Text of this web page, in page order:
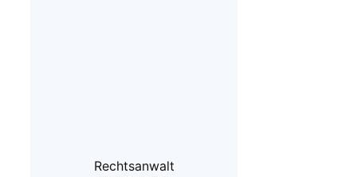
Rechtsanwalt